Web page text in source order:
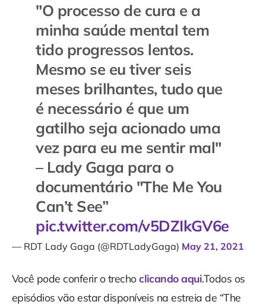
"O processo de cura e a
minha saúde mental tem
tido progressos lentos.
Mesmo se eu tiver seis
meses brilhantes, tudo que
é necessário é que um
gatilho seja acionado uma
vez para eu me sentir mal"
– Lady Gaga para o
documentário "The Me You
Can’t See”
pic.twitter.com/v5DZIkGV6e
— RDT Lady Gaga (@RDTLadyGaga) May 21, 2021
Você pode conferir o trechoclicando aqui.Todos os
episódios vão estar disponíveis na estreia de “The